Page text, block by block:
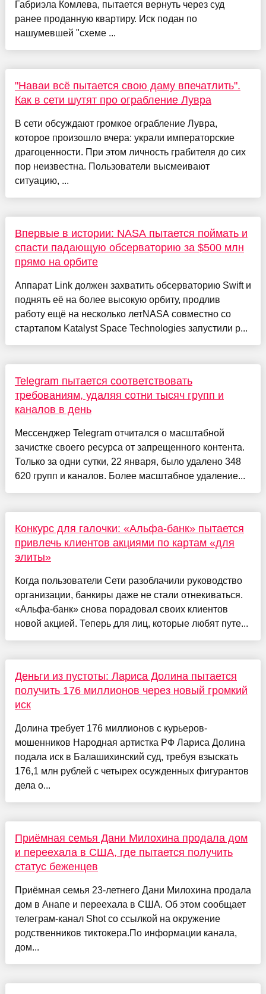
Габриэла Комлева, пытается вернуть через суд
ранее проданную квартиру. Иск подан по
нашумевшей "схеме ...
"Наваи всё пытается свою даму впечатлить".
Как в сети шутят про ограбление Лувра
В сети обсуждают громкое ограбление Лувра,
которое произошло вчера: украли императорские
драгоценности. При этом личность грабителя до сих
пор неизвестна. Пользователи высмеивают
ситуацию, ...
Впервые в истории: NASA пытается поймать и
спасти падающую обсерваторию за $500 млн
прямо на орбите
Аппарат Link должен захватить обсерваторию Swift и
поднять её на более высокую орбиту, продлив
работу ещё на несколько летNASA совместно со
стартапом Katalyst Space Technologies запустили р...
Telegram пытается соответствовать
требованиям, удаляя сотни тысяч групп и
каналов в день
Мессенджер Telegram отчитался о масштабной
зачистке своего ресурса от запрещенного контента.
Только за одни сутки, 22 января, было удалено 348
620 групп и каналов. Более масштабное удаление...
Конкурс для галочки: «Альфа-банк» пытается
привлечь клиентов акциями по картам «для
элиты»
Когда пользователи Сети разоблачили руководство
организации, банкиры даже не стали отнекиваться.
«Альфа-банк» снова порадовал своих клиентов
новой акцией. Теперь для лиц, которые любят путе...
Деньги из пустоты: Лариса Долина пытается
получить 176 миллионов через новый громкий
иск
Долина требует 176 миллионов с курьеров-
мошенников Народная артистка РФ Лариса Долина
подала иск в Балашихинский суд, требуя взыскать
176,1 млн рублей с четырех осужденных фигурантов
дела о...
Приёмная семья Дани Милохина продала дом
и переехала в США, где пытается получить
статус беженцев
Приёмная семья 23-летнего Дани Милохина продала
дом в Анапе и переехала в США. Об этом сообщает
телеграм-канал Shot со ссылкой на окружение
родственников тиктокера.По информации канала,
дом...